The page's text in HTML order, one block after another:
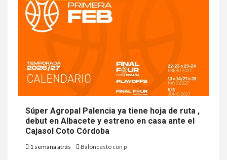
Súper Agropal Palencia ya tiene hoja de ruta ,
debut en Albacete y estreno en casa ante el
Cajasol Coto Córdoba
1 semana atrás Baloncesto con p